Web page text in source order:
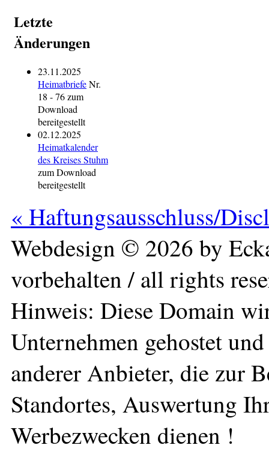
Letzte
Änderungen
23.11.2025
HeimatbriefeNr.
18 - 76 zum
Download
bereitgestellt
02.12.2025
Heimatkalender
des Kreises Stuhm
zum Download
bereitgestellt
« Haftungsausschluss/
Webdesign © 2026 by
vorbehalten / all rights
Hinweis: Diese Domain
Unternehmen gehostet
anderer Anbieter, die zur
Standortes, Auswertung
Werbezwecken dienen !